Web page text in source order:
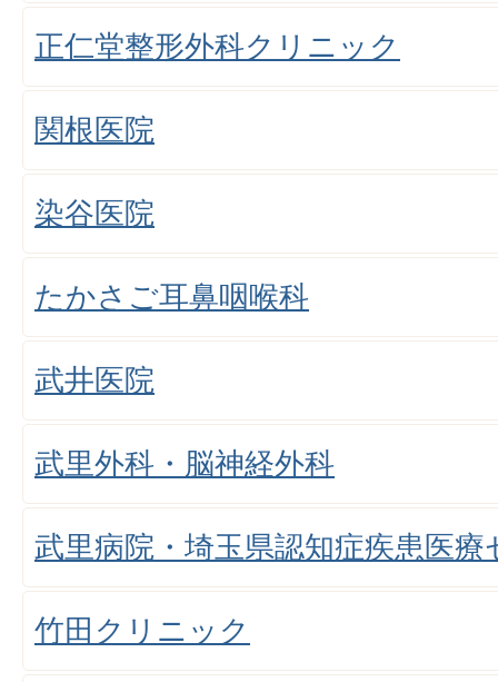
正仁堂整形外科クリニック
関根医院
染谷医院
たかさご耳鼻咽喉科
武井医院
武里外科・脳神経外科
武里病院・埼玉県認知症疾患医療
竹田クリニック